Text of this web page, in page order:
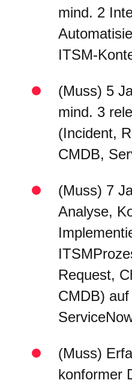
mind. 2
ITSM-
(Muss) 5
mind. 3
(Incident,
CMDB,
(Muss) 7
Analyse,
Request,
CMDB)
(Muss)
konformer